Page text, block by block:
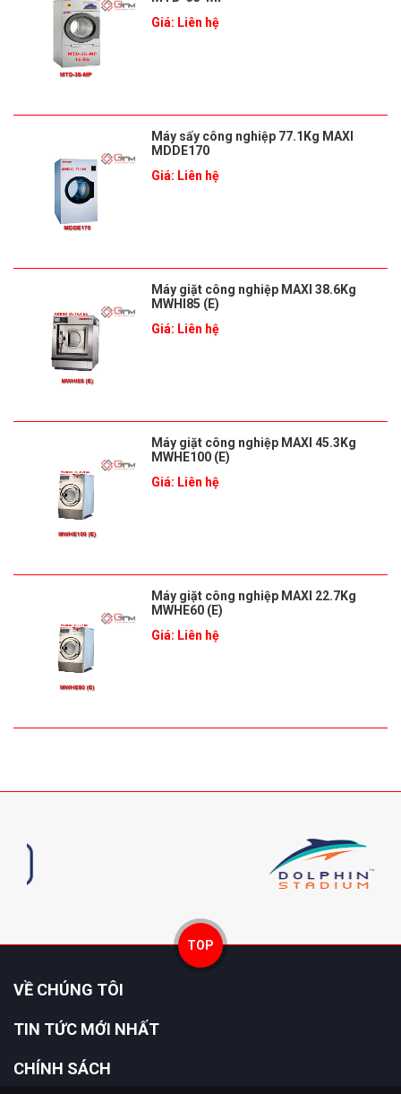
Giá: Liên hệ
Máy sấy công nghiệp 77.1Kg MAXI
MDDE170
Giá: Liên hệ
Máy giặt công nghiệp MAXI 38.6Kg
MWHI85 (E)
Giá: Liên hệ
Máy giặt công nghiệp MAXI 45.3Kg
MWHE100 (E)
Giá: Liên hệ
Máy giặt công nghiệp MAXI 22.7Kg
MWHE60 (E)
Giá: Liên hệ
TOP
VỀ CHÚNG TÔI
TIN TỨC MỚI NHẤT
CHÍNH SÁCH